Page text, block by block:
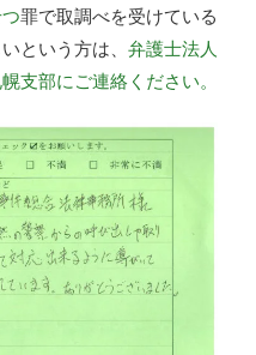
罪で取調べを受けている
という方は、弁護士法人
支部にご連絡ください。